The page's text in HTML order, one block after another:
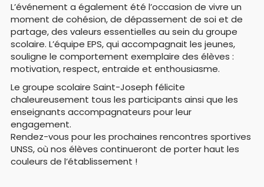
L’événement a également été l’occasion de vivre un
moment de cohésion, de dépassement de soi et de
partage, des valeurs essentielles au sein du groupe
scolaire. L’équipe EPS, qui accompagnait les jeunes,
souligne le comportement exemplaire des élèves :
motivation, respect, entraide et enthousiasme.
Le groupe scolaire Saint-Joseph félicite
chaleureusement tous les participants ainsi que les
enseignants accompagnateurs pour leur
engagement.
Rendez-vous pour les prochaines rencontres sportives
UNSS, où nos élèves continueront de porter haut les
couleurs de l’établissement !